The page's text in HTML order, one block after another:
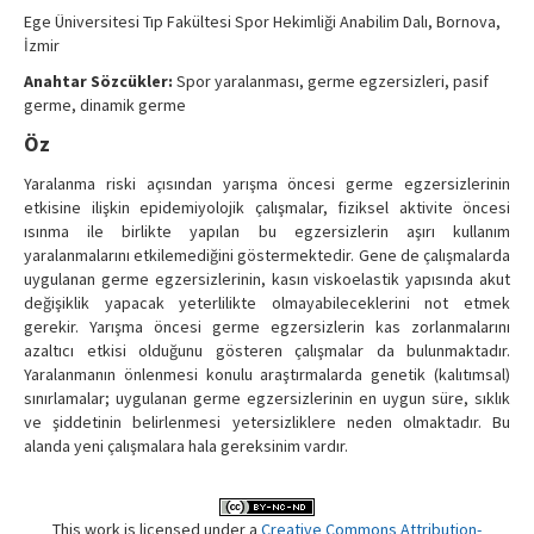
Contact Us
Ege Üniversitesi Tıp Fakültesi Spor Hekimliği Anabilim Dalı, Bornova,
İzmir
Anahtar Sözcükler: Spor yaralanması, germe egzersizleri, pasif
germe, dinamik germe
Öz
Yaralanma riski açısından yarışma öncesi germe egzersizlerinin
etkisine ilişkin epidemiyolojik çalışmalar, fiziksel aktivite öncesi
ısınma ile birlikte yapılan bu egzersizlerin aşırı kullanım
yaralanmalarını etkilemediğini göstermektedir. Gene de çalışmalarda
uygulanan germe egzersizlerinin, kasın viskoelastik yapısında akut
değişiklik yapacak yeterlilikte olmayabileceklerini not etmek
gerekir. Yarışma öncesi germe egzersizlerin kas zorlanmalarını
azaltıcı etkisi olduğunu gösteren çalışmalar da bulunmaktadır.
Yaralanmanın önlenmesi konulu araştırmalarda genetik (kalıtımsal)
sınırlamalar; uygulanan germe egzersizlerinin en uygun süre, sıklık
ve şiddetinin belirlenmesi yetersizliklere neden olmaktadır. Bu
alanda yeni çalışmalara hala gereksinim vardır.
This work is licensed under a Creative Commons Attribution-